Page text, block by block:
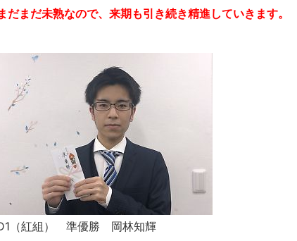
だまだ未熟なので、来期も引き続き精進していきます。
（紅組） 準優勝 岡林知輝